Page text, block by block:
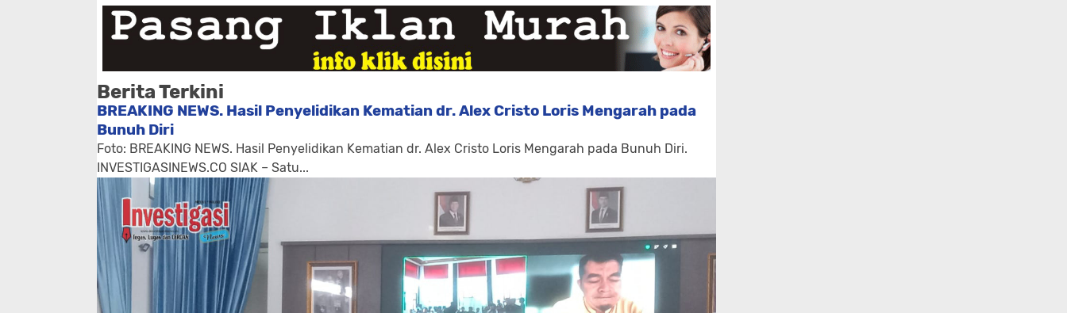
Berita Terkini
BREAKING NEWS. Hasil Penyelidikan Kematian dr. Alex Cristo Loris Mengarah pada
Bunuh Diri
Foto: BREAKING NEWS. Hasil Penyelidikan Kematian dr. Alex Cristo Loris Mengarah pada Bunuh Diri.
INVESTIGASINEWS.CO SIAK – Satu...